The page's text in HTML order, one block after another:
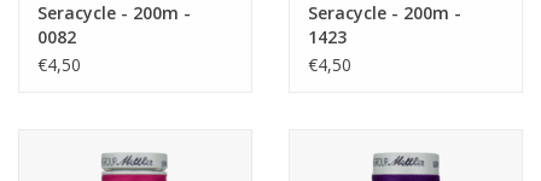
Seracycle - 200m -
0082
€4,50
Seracycle - 200m -
1423
€4,50